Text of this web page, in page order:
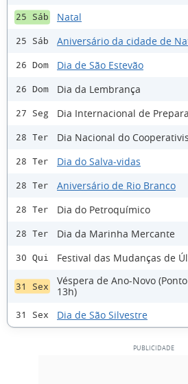
25 Sáb Natal
25 Sáb Aniversário da cidade de
26 Dom Dia de São Estevão
26 Dom Dia da Lembrança
27 Seg Dia Internacional de
28 Ter Dia Nacional do
28 Ter Dia do Salva-vidas
28 Ter Aniversário de Rio Branco
28 Ter Dia do Petroquímico
28 Ter Dia da Marinha Mercante
30 Qui Festival das Mudanças de
31 Sex
Véspera de Ano-Novo
13h)
31 Sex Dia de São Silvestre